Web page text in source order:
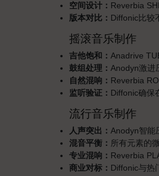
空间设计： Reverbia
版本对比： Diffonic比较
摇滚音乐制作
吉他饱和： Anadrive
鼓组处理： Anodyn激进
自然混响： Reverbia
监听验证： Diffonic确保
流行音乐制作
人声突出： Anodyn智能
混音平衡： 所有元素的
专业混响： Reverbia
商业对标： Diffonic与热